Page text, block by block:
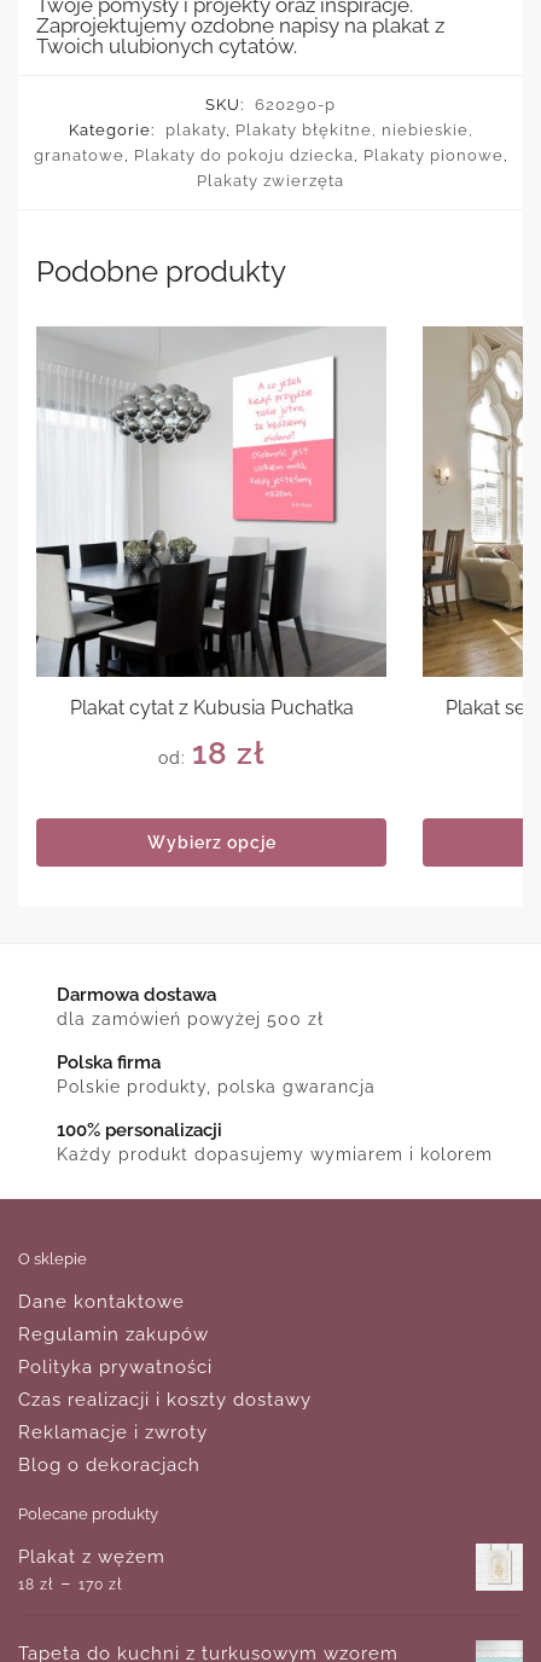
Twoje pomysły i projekty oraz inspiracje.
Zaprojektujemy ozdobne napisy na plakat z
Twoich ulubionych cytatów.
SKU:
620290-p
Kategorie:
plakaty, Plakaty błękitne, niebieskie,
granatowe, Plakaty do pokoju dziecka, Plakaty pionowe,
Plakaty zwierzęta
Podobne produkty
Plakat cytat z Kubusia Puchatka
od: 18 zł
Wybierz opcje
Plakat
Darmowa dostawa
dla zamówień powyżej 500 zł
Polska firma
Polskie produkty, polska gwarancja
100% personalizacji
Każdy produkt dopasujemy wymiarem i kolorem
O sklepie
Dane kontaktowe
Regulamin zakupów
Polityka prywatności
Czas realizacji i koszty dostawy
Reklamacje i zwroty
Blog o dekoracjach
Polecane produkty
Plakat z wężem
18 zł – 170 zł
Tapeta do kuchni z turkusowym wzorem